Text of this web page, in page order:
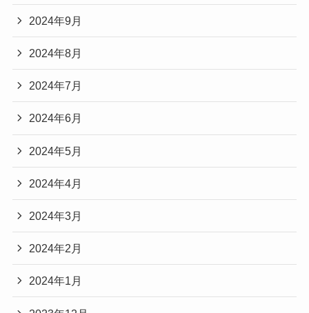
2024年9月
2024年8月
2024年7月
2024年6月
2024年5月
2024年4月
2024年3月
2024年2月
2024年1月